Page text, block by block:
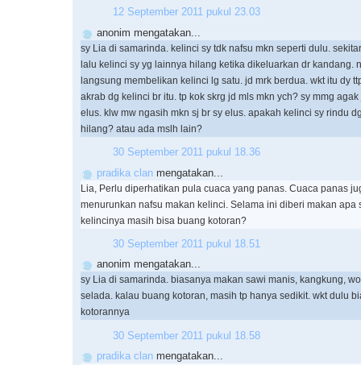
12 September 2011 pukul 23.03
anonim mengatakan...
sy Lia di samarinda. kelinci sy tdk nafsu mkn seperti dulu.
lalu kelinci sy yg lainnya hilang ketika dikeluarkan dr kandang.
langsung membelikan kelinci lg satu. jd mrk berdua. wkt itu dy
akrab dg kelinci br itu. tp kok skrg jd mls mkn ych? sy mmg
elus. klw mw ngasih mkn sj br sy elus. apakah kelinci sy rindu
hilang? atau ada mslh lain?
30 September 2011 pukul 18.36
pradika clan mengatakan...
Lia, Perlu diperhatikan pula cuaca yang panas. Cuaca panas
menurunkan nafsu makan kelinci. Selama ini diberi makan apa
kelincinya masih bisa buang kotoran?
30 September 2011 pukul 18.51
anonim mengatakan...
sy Lia di samarinda. biasanya makan sawi manis, kangkung,
selada. kalau buang kotoran, masih tp hanya sedikit. wkt dulu
kotorannya
30 September 2011 pukul 18.58
pradika clan mengatakan...